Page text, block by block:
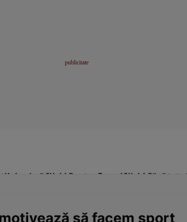
de viațăClick! Pentru FemeiClick! Sănătate
să facem sport